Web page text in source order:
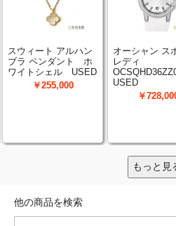
もっと見
他の商品を検索